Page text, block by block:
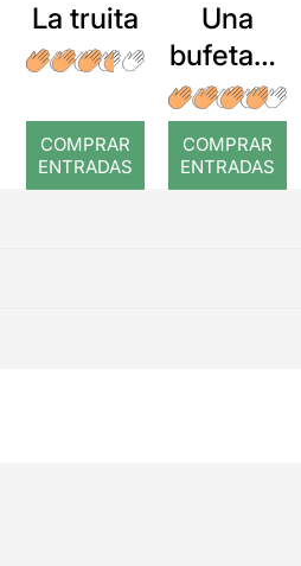
La truita
COMPRAR
ENTRADAS
Una
bufetada
a temps
COMPRAR
ENTRADAS